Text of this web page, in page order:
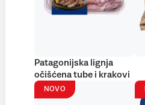
Patagonijska lignja
očišćena tube i krakovi
NOVO